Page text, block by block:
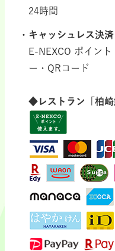
24時間
キャッシュレス決済
E-NEXCO ポイン
ー・QRコード
◆レストラン「柏崎